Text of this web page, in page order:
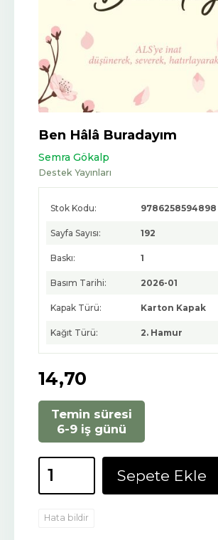
Ben Hâlâ Buradayım
Semra Gökalp
Destek Yayınları
Stok Kodu: 9786258594898
Sayfa Sayısı: 192
Baskı: 1
Basım Tarihi: 2026-01
Kapak Türü: Karton Kapak
Kağıt Türü: 2. Hamur
14,70
Temin süresi
6-9 iş günü
Sepete Ekle
Hata bildir